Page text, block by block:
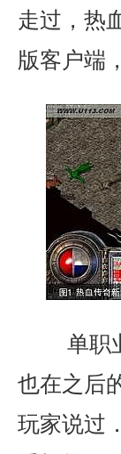
走过，热
版客户端
单职
也在之后
玩家说过